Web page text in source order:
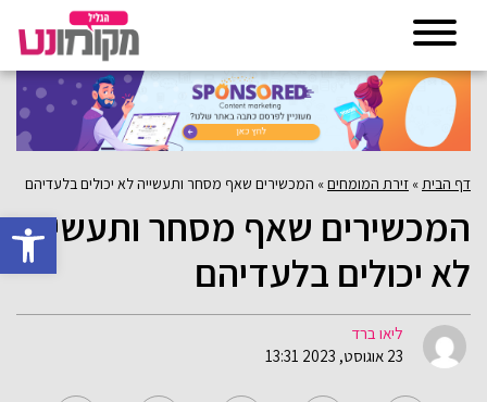
פתח
דף הבית » זירת המומחים» המכשירים שאף מסחר ותעשייה לא יכולים בלעדיהם
המכשירים שאף מסחר ותעשייה
לא יכולים בלעדיהם
ליאו ברד
23 אוגוסט, 2023 13:31